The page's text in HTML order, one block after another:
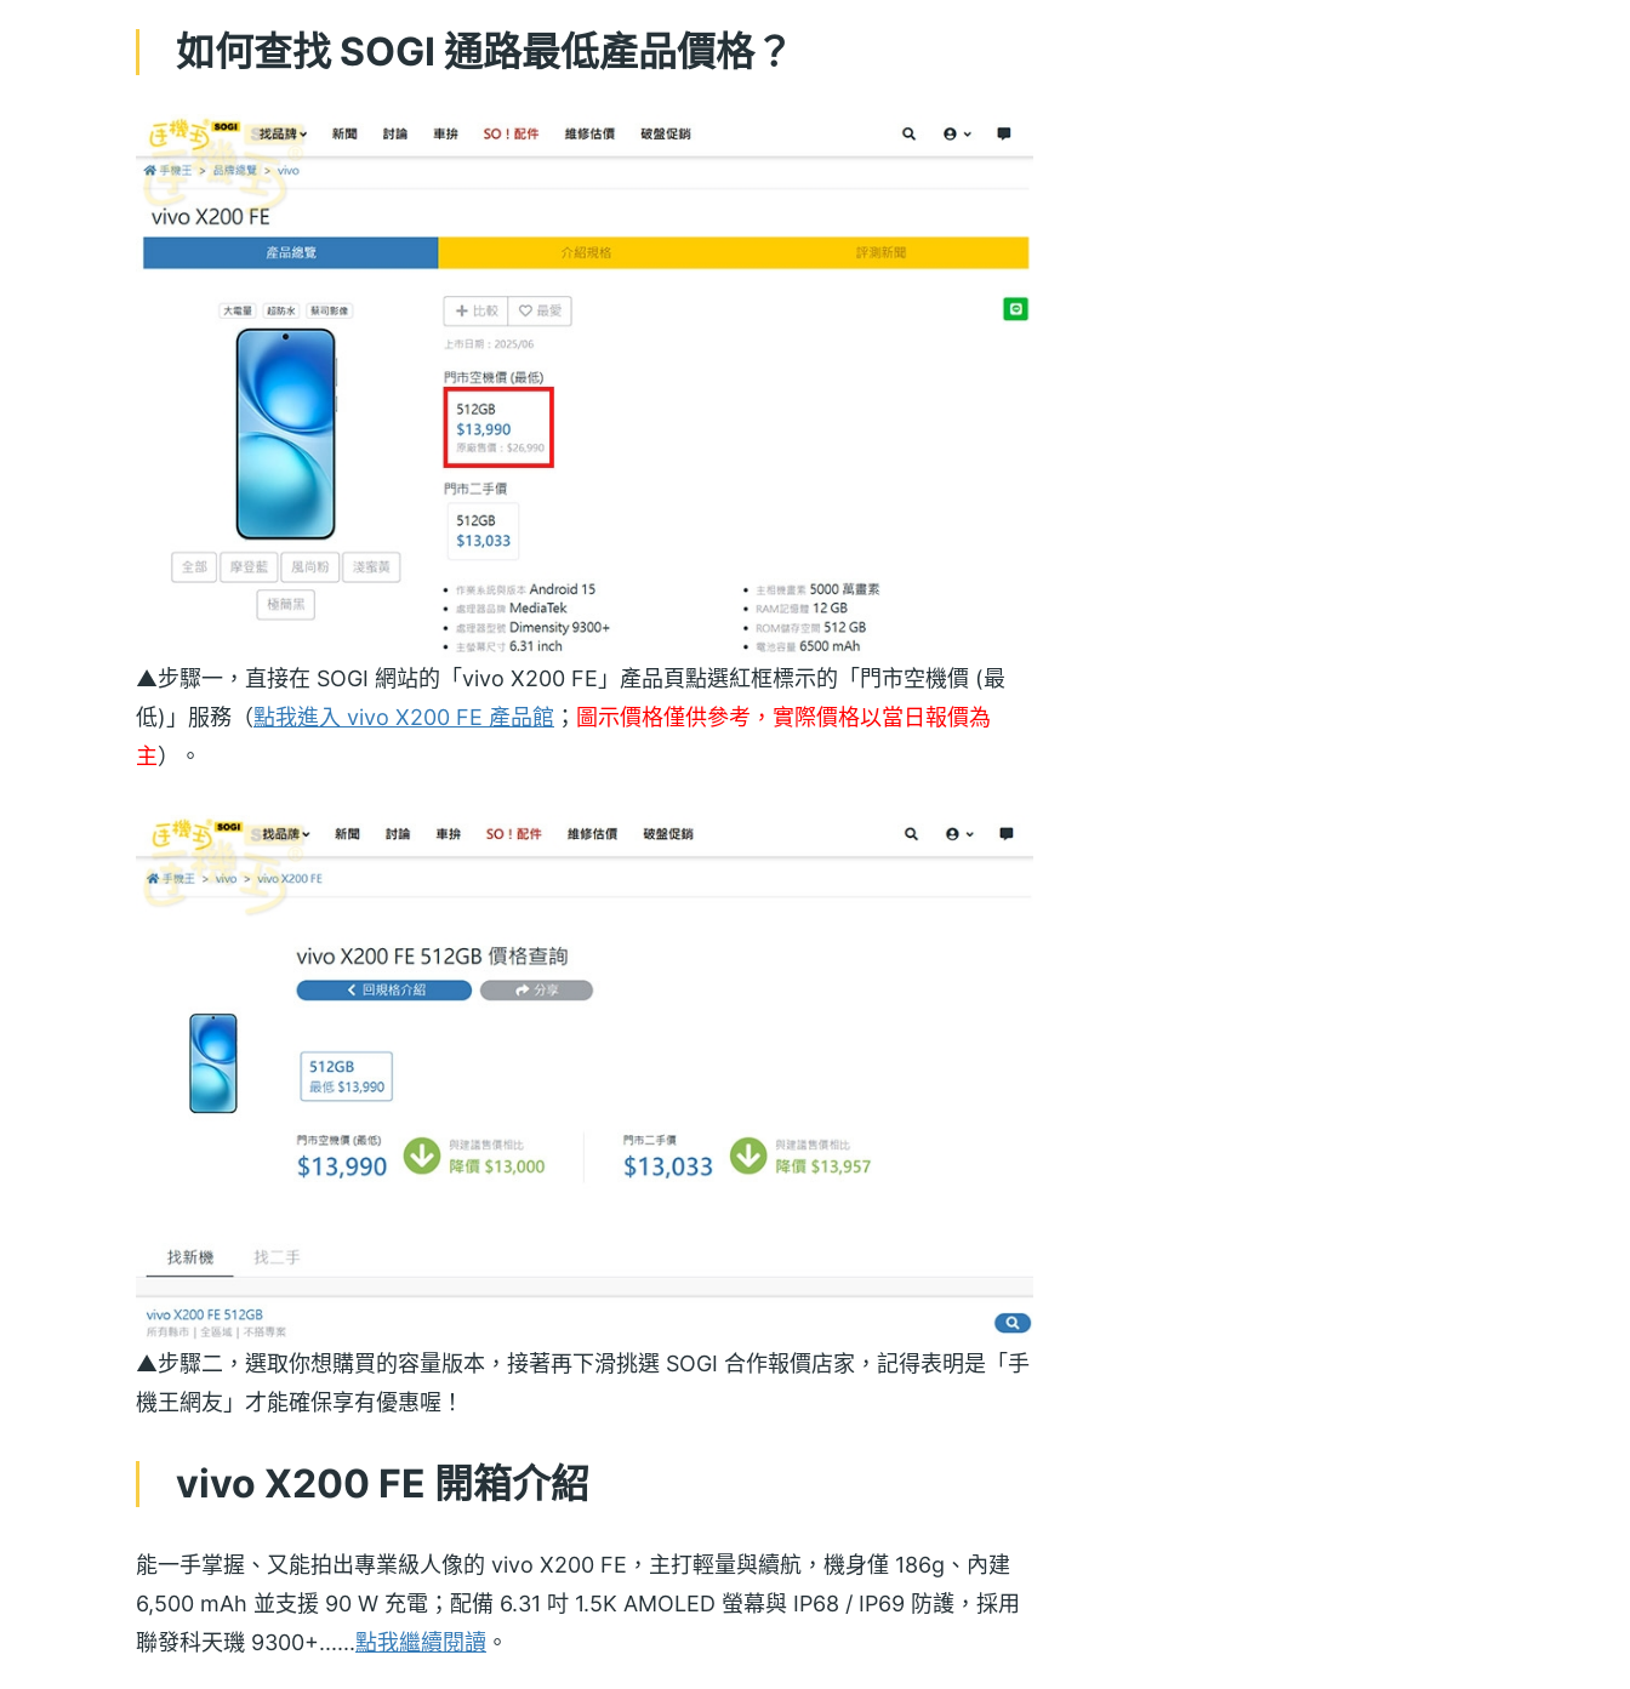
如何查找 SOGI 通路最低產品價格？
▲步驟一，直接在 SOGI 網站的「vivo X200 FE」產品頁點選紅框標示的「門市空機價 (最
低)」服務（點我進入 vivo X200 FE 產品館 ； 圖示價格僅供參考，實際價格以當日報價為
主）。
▲步驟二，選取你想購買的容量版本，接著再下滑挑選 SOGI 合作報價店家，記得表明是「手
機王網友」才能確保享有優惠喔！
vivo X200 FE 開箱介紹
能一手掌握、又能拍出專業級人像的 vivo X200 FE，主打輕量與續航，機身僅 186g、內建
6,500 mAh 並支援 90 W 充電；配備 6.31 吋 1.5K AMOLED 螢幕與 IP68 / IP69 防護，採用
聯發科天璣 9300+......點我繼續閱讀 。